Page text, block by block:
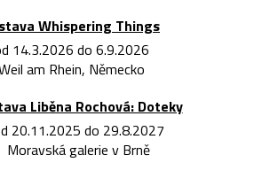
Whispering Things
14.3.2026 do 6.9.2026
am Rhein, Německo
Liběna Rochová: Doteky
20.11.2025 do 29.8.2027
Moravská galerie v Brně